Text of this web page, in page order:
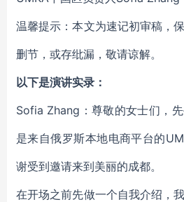
温馨提示：本文为速记初审稿，
删节，或存纰漏，敬请谅解。
以下是演讲实录：
Sofia Zhang：尊敬的女士们，
是来自俄罗斯本地电商平台的
谢受到邀请来到美丽的成都。
在开场之前先做一个自我介绍，